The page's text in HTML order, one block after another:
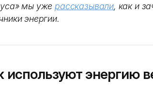
мы уже рассказывали, как и
энергии.
используют энергию